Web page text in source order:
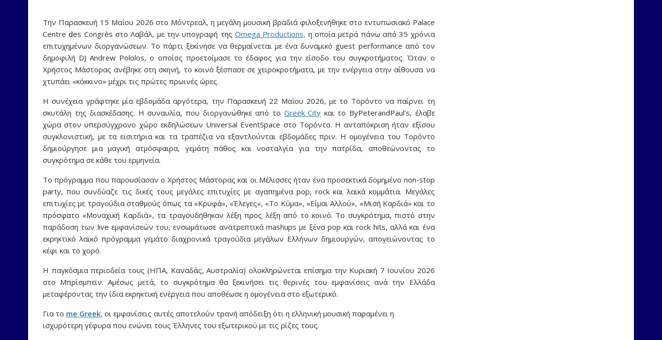
Την Παρασκευή 15 Μαΐου 2026 στο Μόντρεαλ, η μεγάλη μουσική βραδιά φιλοξενήθηκε στο εντυπωσιακό Palace
Centre des Congrès στο Λαβάλ, με την υπογραφή της Omega Productions, η οποία μετρά πάνω από 35 χρόνια
επιτυχημένων διοργανώσεων. Το πάρτι ξεκίνησε να θερμαίνεται με ένα δυναμικό guest performance από τον
δημοφιλή DJ Andrew Pololos, ο οποίος προετοίμασε το έδαφος για την είσοδο του συγκροτήματος. Όταν ο
Χρήστος Μάστορας ανέβηκε στη σκηνή, το κοινό ξέσπασε σε χειροκροτήματα, με την ενέργεια στην αίθουσα να
χτυπάει «κόκκινο» μέχρι τις πρώτες πρωινές ώρες.
Η συνέχεια γράφτηκε μία εβδομάδα αργότερα, την Παρασκευή 22 Μαΐου 2026, με το Τορόντο να παίρνει τη
σκυτάλη της διασκέδασης. Η συναυλία, που διοργανώθηκε από το Greek City και το ByPeterandPaul’s, έλαβε
χώρα στον υπερσύγχρονο χώρο εκδηλώσεων Universal EventSpace στο Τορόντο. Η ανταπόκριση ήταν εξίσου
συγκλονιστική, με τα εισιτήρια και τα τραπέζια να εξαντλούνται εβδομάδες πριν. Η ομογένεια του Τορόντο
δημιούργησε μια μαγική ατμόσφαιρα, γεμάτη πάθος και νοσταλγία για την πατρίδα, αποθεώνοντας το
συγκρότημα σε κάθε του ερμηνεία.
Το πρόγραμμα που παρουσίασαν ο Χρήστος Μάστορας και οι Μέλισσες ήταν ένα προσεκτικά δομημένο non-stop
party, που συνδύαζε τις δικές τους μεγάλες επιτυχίες με αγαπημένα pop, rock και λαϊκά κομμάτια. Μεγάλες
επιτυχίες με τραγούδια σταθμούς όπως τα «Κρυφά», «Έλεγες», «Το Κύμα», «Είμαι Αλλού», «Μισή Καρδιά» και το
πρόσφατο «Μοναχική Καρδιά», τα τραγουδήθηκαν λέξη προς λέξη από το κοινό. Το συγκρότημα, πιστό στην
παράδοση των live εμφανίσεών του, ενσωμάτωσε ανατρεπτικά mashups με ξένα pop και rock hits, αλλά και ένα
εκρηκτικό λαϊκό πρόγραμμα γεμάτο διαχρονικά τραγούδια μεγάλων Ελλήνων δημιουργών, απογειώνοντας το
κέφι και το χορό.
Η παγκόσμια περιοδεία τους (ΗΠΑ, Καναδάς, Αυστραλία) ολοκληρώνεται επίσημα την Κυριακή 7 Ιουνίου 2026
στο Μπρίσμπεϊν. Αμέσως μετά, το συγκρότημα θα ξεκινήσει τις θερινές του εμφανίσεις ανά την Ελλάδα
μεταφέροντας την ίδια εκρηκτική ενέργεια που αποθέωσε η ομογένεια στο εξωτερικό.
Για το me Greek, οι εμφανίσεις αυτές αποτελούν τρανή απόδειξη ότι η ελληνική μουσική παραμένει η
ισχυρότερη γέφυρα που ενώνει τους Έλληνες του εξωτερικού με τις ρίζες τους.